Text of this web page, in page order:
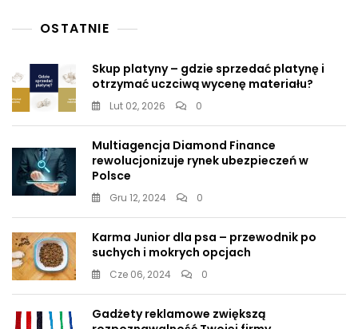
OSTATNIE
Skup platyny – gdzie sprzedać platynę i
otrzymać uczciwą wycenę materiału?
Lut 02, 2026 0
Multiagencja Diamond Finance
rewolucjonizuje rynek ubezpieczeń w
Polsce
Gru 12, 2024 0
Karma Junior dla psa – przewodnik po
suchych i mokrych opcjach
Cze 06, 2024 0
Gadżety reklamowe zwiększą